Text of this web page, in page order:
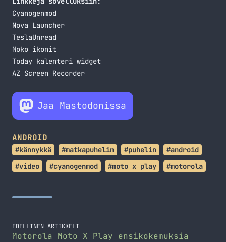
Cyanogenmod
Nova Launcher
TeslaUnread
Moko ikonit
Today kalenteri widget
AZ Screen Recorder
Jaa Mastodonissa
ANDROID
#kännykkä #matkapuhelin #puhelin
#android
#video
#cyanogenmod #moto x play #motorola
EDELLINEN ARTIKKELI
Motorola Moto X Play ensikokemuksia